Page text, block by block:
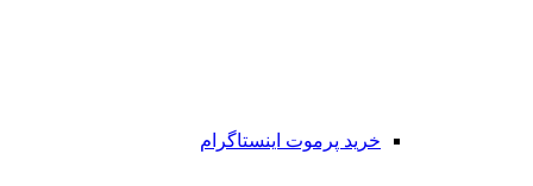
خرید پرموت اینستاگرام